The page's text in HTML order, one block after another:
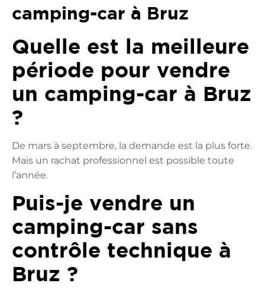
camping-car à Bruz
Quelle est la meilleure
période pour vendre
un camping-car à Bruz
?
De mars à septembre, la demande est la plus forte.
Mais un rachat professionnel est possible toute
l’année.
Puis-je vendre un
camping-car sans
contrôle technique à
Bruz ?